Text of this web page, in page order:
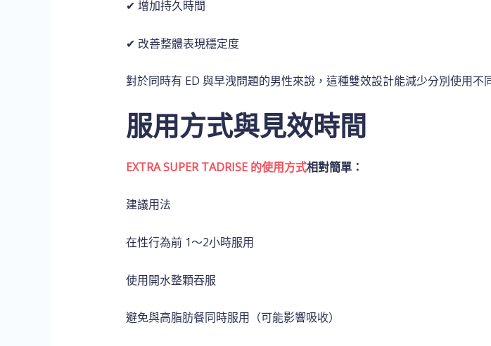
✔ 增加持久時間
✔ 改善整體表現穩定度
對於同時有 ED 與早洩問題的男性來說，這種雙效設計能減少分別使用不
服用方式與見效時間
EXTRA SUPER TADRISE 的使用方式相對簡單：
建議用法
在性行為前 1～2小時服用
使用開水整顆吞服
避免與高脂肪餐同時服用（可能影響吸收）